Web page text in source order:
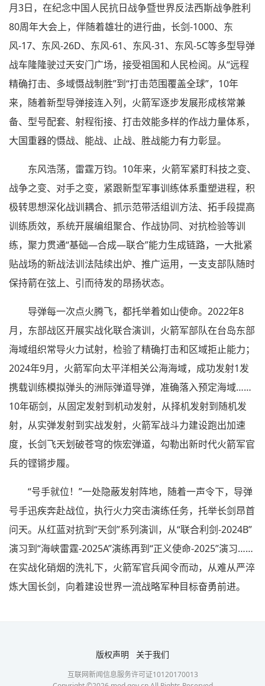
月3日，在纪念中国人民抗日战争暨世界反法西斯战争胜利
80周年大会上，伴随着雄壮的进行曲，长剑-1000、东
风-17、东风-26D、东风-61、东风-31、东风-5C等多型导弹
战车隆隆驶过天安门广场，接受祖国和人民检阅。从“远程
精确打击、多域慑战制胜”到“打击范围覆盖全球”，10年
来，随着新型导弹接连入列，火箭军逐步发展形成核常兼
备、型号配套、射程衔接、打击效能多样的作战力量体系，
大国重器的慑战、能战、止战、胜战能力有力彰显。
东风浩荡，雷霆万钧。10年来，火箭军紧盯科技之变、
战争之变、对手之变，紧跟新型军事训练体系重塑进程，积
极转思想深化战训耦合、抓示范带活组训方法、拓手段提高
训练质效，系统开展编组聚合、作战协同、对抗检验等训
练，聚力贯通“基础—合成—联合”能力生成链路，一大批紧
贴战场的新战法训法陆续出炉、推广运用，一支支部队随时
保持箭在弦上、引而待发的昂扬状态。
导弹每一次点火腾飞，都托举着如山使命。2022年8
月，东部战区开展实战化联合演训，火箭军部队在台岛东部
海域组织常导火力试射，检验了精确打击和区域拒止能力；
2024年9月，火箭军向太平洋相关公海海域，成功发射1发
携载训练模拟弹头的洲际弹道导弹，准确落入预定海域……
10年砺剑，从固定发射到机动发射，从择机发射到随机发
射，从实弹发射到实战发射，火箭军战斗力建设跑出加速
度，长剑飞天划破苍穹的恢宏弹道，勾勒出新时代火箭军官
兵的铿锵步履。
“号手就位！”一处隐蔽发射阵地，随着一声令下，导弹
号手迅疾奔赴战位，执行火力突击演练任务，托举长剑昂首
问天。从红蓝对抗到“天剑”系列演训，从“联合利剑-2024B”
演习到“海峡雷霆-2025A”演练再到“正义使命-2025”演习……
在实战化硝烟的洗礼下，火箭军官兵闻令而动，从难从严淬
炼大国长剑，向着建设世界一流战略军种目标奋勇前进。
版权声明 关于我们
互联网新闻信息服务许可证10120170013